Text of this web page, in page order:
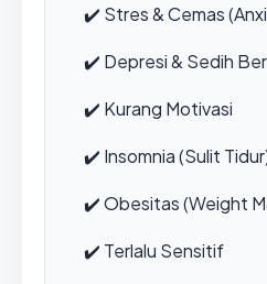
✔️ Stres & Cemas
✔️ Depresi & Sedih
✔️ Kurang Motivasi
✔️ Insomnia (Sulit
✔️Obesitas (Weight
✔️ Terlalu Sensitif